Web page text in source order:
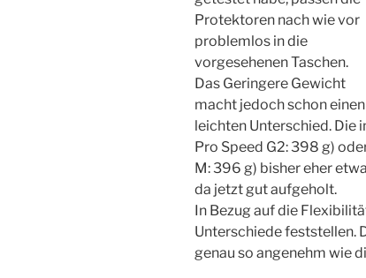
Protektoren nach wie vor
problemlos in die
vorgesehenen Taschen.
Das Geringere Gewicht
macht jedoch schon einen
leichten Unterschied. Die
Pro Speed G2: 398 g)
M: 396 g) bisher eher
da jetzt gut aufgeholt.
In Bezug auf die
Unterschiede feststellen.
genau so angenehm wie